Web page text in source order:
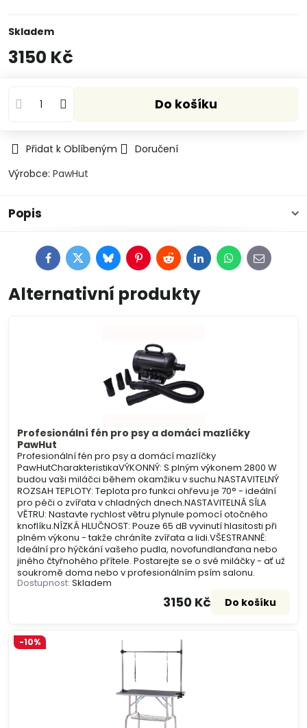
Skladem
3150 Kč
Do košíku
Přidat k Oblíbeným
Doručení
Výrobce: PawHut
Popis
FacebookTwitterBlueskyPinterestRedditLinkedInWhatsApp
E-
mail
Alternativní produkty
Profesionální fén pro psy a domácí mazlíčky
PawHut
Profesionální fén pro psy a domácí mazlíčky
PawHutCharakteristikaVÝKONNÝ: S plným výkonem 2800 W
budou vaši miláčci během okamžiku v suchu.NASTAVITELNÝ
ROZSAH TEPLOTY: Teplota pro funkci ohřevu je 70° - ideální
pro péči o zvířata v chladných dnech.NASTAVITELNÁ SÍLA
VĚTRU: Nastavte rychlost větru plynule pomocí otočného
knoflíku.NÍZKÁ HLUČNOST: Pouze 65 dB vyvinutí hlasitosti při
plném výkonu - takže chráníte zvířata a lidi.VŠESTRANNÉ:
Ideální pro hýčkání vašeho pudla, novofundlanďana nebo
jiného čtyřnohého přítele. Postarejte se o své miláčky - ať už
soukromě doma nebo v profesionálním psím salonu.
Dostupnost: Skladem
3150 Kč Do košíku
-10%